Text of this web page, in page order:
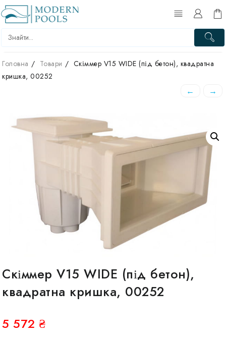
Перейти
до
вмісту
Головна Товари
Скіммер V15 WIDE (під бетон), квадратна
кришка, 00252
← →
Скіммер V15 WIDE (під бетон),
квадратна кришка, 00252
5 572₴